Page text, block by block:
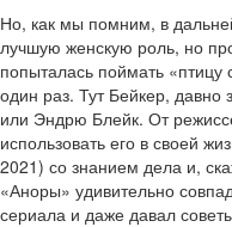
Но, как мы помним, в
лучшую женскую роль, но
попыталась поймать
один раз. Тут Бейкер,
или Эндрю Блейк. От
использовать его в своей
2021) со знанием дела и,
«Аноры» удивительно
сериала и даже давал